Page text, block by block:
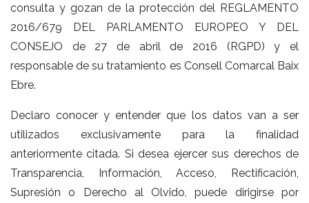
consulta y gozan de la protección del REGLAMENTO
2016/679 DEL PARLAMENTO EUROPEO Y DEL
CONSEJO de 27 de abril de 2016 (RGPD) y el
responsable de su tratamiento es Consell Comarcal Baix
Ebre.
Declaro conocer y entender que los datos van a ser
utilizados exclusivamente para la finalidad
anteriormente citada. Si desea ejercer sus derechos de
Transparencia, Información, Acceso, Rectificación,
Supresión o Derecho al Olvido, puede dirigirse por